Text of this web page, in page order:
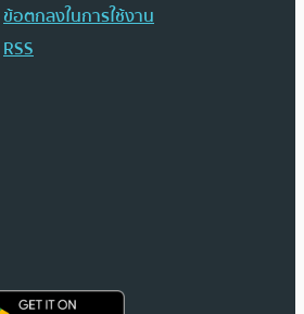
ข้อตกลงในการใช้งาน
RSS